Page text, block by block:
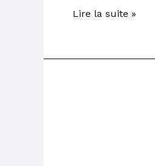
Lire la suite »